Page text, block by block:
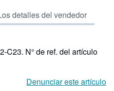
detalles del vendedor
C23. N° de ref. del artículo
Denunciar este artículo